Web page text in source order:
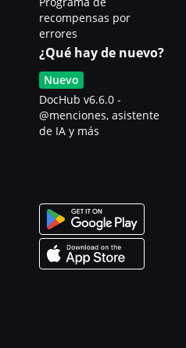
recompensas por
errores
¿Qué hay de nuevo?
Nuevo
DocHub v6.6.0 -
@menciones, asistente
de IA y más